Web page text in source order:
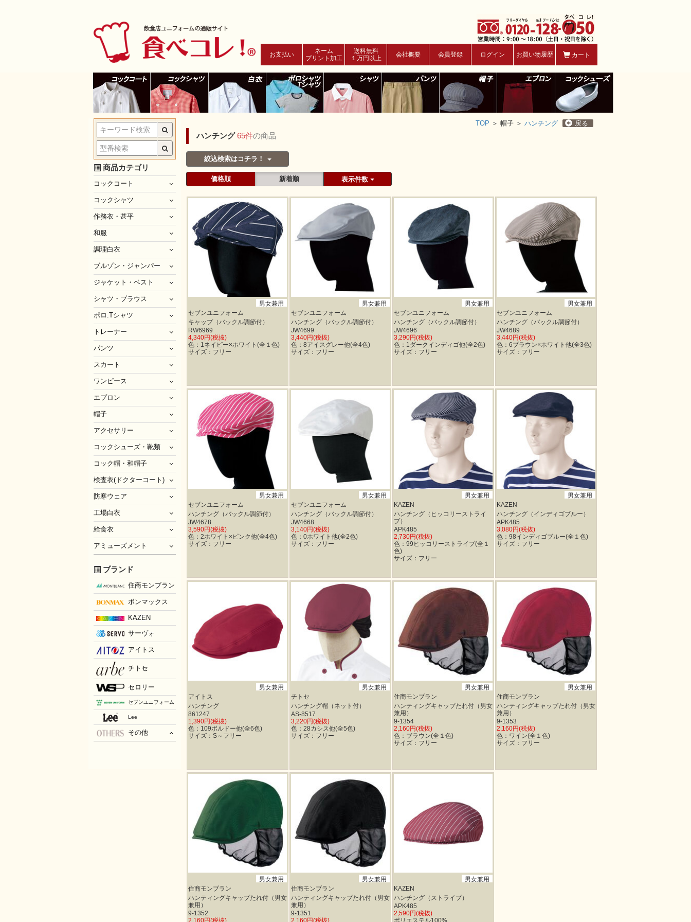
カート
お買い物履歴
ログイン
会員登録
会社概要
送料無料
１万円以上
ネーム
プリント加工
お支払い
TOP ＞ 帽子 ＞ ハンチング 戻る
ハンチング65件の商品
絞込検索はコチラ！
価格順 新着順 表示件数
男女兼用
セブンユニフォーム
キャップ（バックル調節付）
RW6969
4,340円(税抜)
色：1ネイビー×ホワイト(全１色)
サイズ：フリー
男女兼用
セブンユニフォーム
ハンチング（バックル調節付）
JW4699
3,440円(税抜)
色：8アイスグレー他(全4色)
サイズ：フリー
男女兼用
セブンユニフォーム
ハンチング（バックル調節付）
JW4696
3,290円(税抜)
色：1ダークインディゴ他(全2色)
サイズ：フリー
男女兼用
セブンユニフォーム
ハンチング（バックル調節付）
JW4689
3,440円(税抜)
色：6ブラウン×ホワイト他(全3色)
サイズ：フリー
男女兼用
セブンユニフォーム
ハンチング（バックル調節付）
JW4678
3,590円(税抜)
色：2ホワイト×ピンク他(全4色)
サイズ：フリー
男女兼用
セブンユニフォーム
ハンチング（バックル調節付）
JW4668
3,140円(税抜)
色：0ホワイト他(全2色)
サイズ：フリー
男女兼用
KAZEN
ハンチング（ヒッコリーストライ
プ）
APK485
2,730円(税抜)
色：99ヒッコリーストライプ(全１
色)
サイズ：フリー
男女兼用
KAZEN
ハンチング（インディゴブルー）
APK485
3,080円(税抜)
色：98インディゴブルー(全１色)
サイズ：フリー
男女兼用
アイトス
ハンチング
861247
1,390円(税抜)
色：109ボルドー他(全6色)
サイズ：S～フリー
男女兼用
チトセ
ハンチング帽（ネット付）
AS-8517
3,220円(税抜)
色：28カシス他(全5色)
サイズ：フリー
男女兼用
住商モンブラン
ハンティングキャップたれ付（男女
兼用）
9-1354
2,160円(税抜)
色：ブラウン(全１色)
サイズ：フリー
男女兼用
住商モンブラン
ハンティングキャップたれ付（男女
兼用）
9-1353
2,160円(税抜)
色：ワイン(全１色)
サイズ：フリー
男女兼用
住商モンブラン
ハンティングキャップたれ付（男女
兼用）
9-1352
2,160円(税抜)
男女兼用
住商モンブラン
ハンティングキャップたれ付（男女
兼用）
9-1351
2,160円(税抜)
男女兼用
KAZEN
ハンチング（ストライプ）
APK485
2,590円(税抜)
ポリエステル100%
商品カテゴリ
コックコート
コックシャツ
作務衣・甚平
和服
調理白衣
ブルゾン・ジャンパー
ジャケット・ベスト
シャツ・ブラウス
ポロ.Tシャツ
トレーナー
パンツ
スカート
ワンピース
エプロン
帽子
アクセサリー
コックシューズ・靴類
コック帽・和帽子
検査衣(ドクターコート)
防寒ウェア
工場白衣
給食衣
アミューズメント
ブランド
住商モンブラン
ボンマックス
KAZEN
サーヴォ
アイトス
チトセ
セロリー
セブンユニフォーム
Lee
その他